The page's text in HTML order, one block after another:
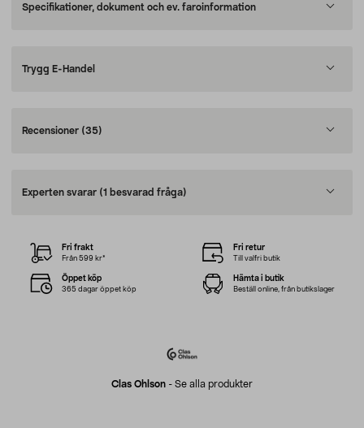
Specifikationer, dokument och ev. faroinformation
Trygg E-Handel
Recensioner (35)
Experten svarar (1 besvarad fråga)
Clas Ohlson - Se alla produkter
Fri frakt
Från 599 kr*
Fri retur
Till valfri butik
Öppet köp
365 dagar öppet köp
Hämta i butik
Beställ online, från butikslager